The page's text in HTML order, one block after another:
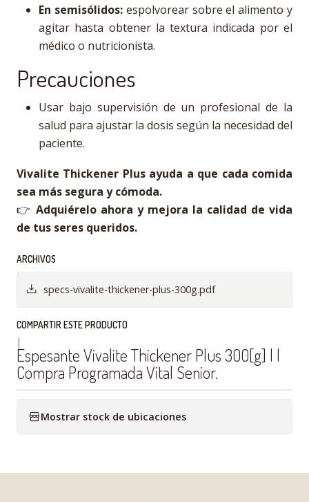
En semisólidos:espolvorear sobre el alimento y
agitar hasta obtener la textura indicada por el
médico o nutricionista.
Precauciones
Usar bajo supervisión de un profesional de la
salud para ajustar la dosis según la necesidad del
paciente.
Vivalite Thickener Plus ayuda a que cada comida
sea más segura y cómoda.
👉 Adquiérelo ahora y mejora la calidad de vida
de tus seres queridos.
ARCHIVOS
specs-vivalite-thickener-plus-300g.pdf
COMPARTIR ESTE PRODUCTO
|
Espesante Vivalite Thickener Plus 300[g] | |
Compra Programada Vital Senior.
Mostrar stock de ubicaciones